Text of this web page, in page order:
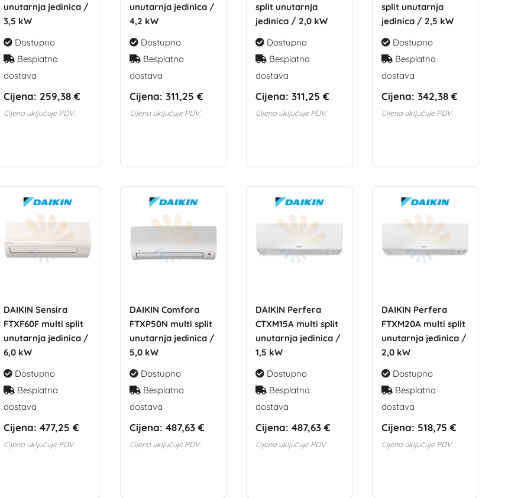
unutarnja jedinica /
3,5 kW
Dostupno
Besplatna
dostava
Cijena: 259,38 €
Cijena uključuje PDV.
unutarnja jedinica /
4,2 kW
Dostupno
Besplatna
dostava
Cijena: 311,25 €
Cijena uključuje PDV.
split unutarnja
jedinica / 2,0 kW
Dostupno
Besplatna
dostava
Cijena: 311,25 €
Cijena uključuje PDV.
split unutarnja
jedinica / 2,5 kW
Dostupno
Besplatna
dostava
Cijena: 342,38 €
Cijena uključuje PDV.
DAIKIN Sensira
FTXF60F multi split
unutarnja jedinica /
6,0 kW
Dostupno
Besplatna
dostava
Cijena: 477,25 €
Cijena uključuje PDV.
DAIKIN Comfora
FTXP50N multi split
unutarnja jedinica /
5,0 kW
Dostupno
Besplatna
dostava
Cijena: 487,63 €
Cijena uključuje PDV.
DAIKIN Perfera
CTXM15A multi split
unutarnja jedinica /
1,5 kW
Dostupno
Besplatna
dostava
Cijena: 487,63 €
Cijena uključuje PDV.
DAIKIN Perfera
FTXM20A multi split
unutarnja jedinica /
2,0 kW
Dostupno
Besplatna
dostava
Cijena: 518,75 €
Cijena uključuje PDV.